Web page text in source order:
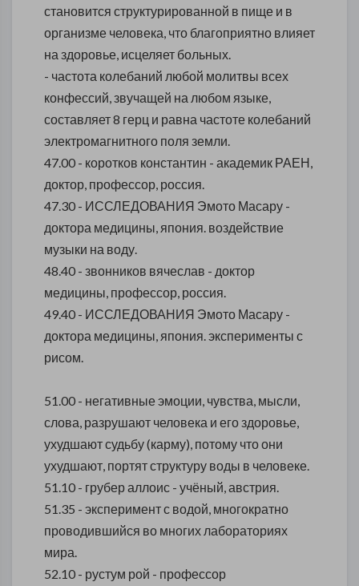
становится структурированной в пище и в
организме человека, что благоприятно влияет
на здоровье, исцеляет больных.
- частота колебаний любой молитвы всех
конфессий, звучащей на любом языке,
составляет 8 герц и равна частоте колебаний
электромагнитного поля земли.
47.00 - коротков константин - академик РАЕН,
доктор, профессор, россия.
47.30 - ИССЛЕДОВАНИЯ Эмото Масару -
доктора медицины, япония. воздействие
музыки на воду.
48.40 - звонников вячеслав - доктор
медицины, профессор, россия.
49.40 - ИССЛЕДОВАНИЯ Эмото Масару -
доктора медицины, япония. эксперименты с
рисом.
51.00 - негативные эмоции, чувства, мысли,
слова, разрушают человека и его здоровье,
ухудшают судьбу (карму), потому что они
ухудшают, портят структуру воды в человеке.
51.10 - грубер аллоис - учёный, австрия.
51.35 - эксперимент с водой, многократно
проводившийся во многих лабораториях
мира.
52.10 - рустум рой - профессор